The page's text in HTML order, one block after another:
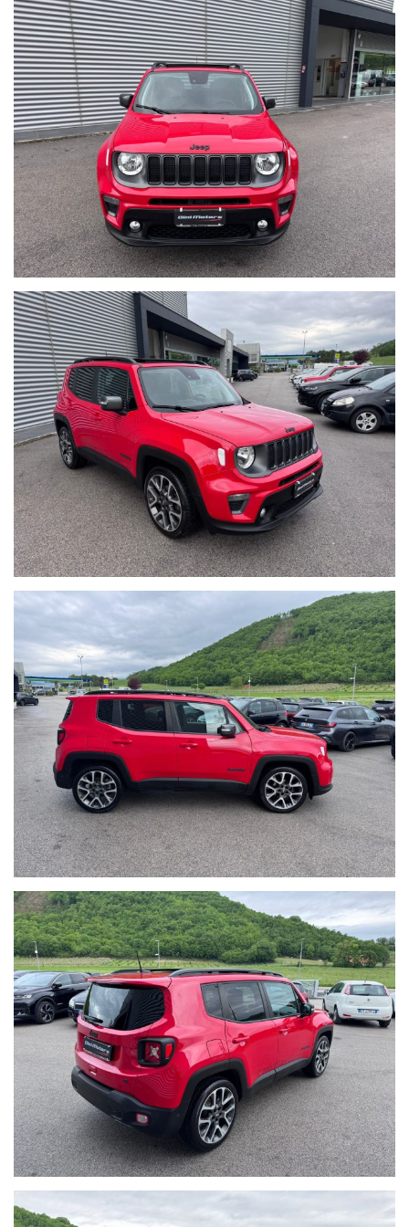
Ritiriamo o acquistiamo il tuo usato, per richiesta valutazione
descrivere la permuta con marca/modello/km/anno/condizioni
esterne/interne/meccaniche ed allegare delle foto evidenziando
eventuali difetti/lavori da eseguire.
Possibilità di pagamento con finanziamento o leasing in comode
rate personalizzabili, da valutare in sede poichè il calcolatore
automatico del sito è puramente indicativo.
Formule finanziarie con valore futuro garantito anche per i nostri
veicoli usati dove potrai decidere se tenerla o restituirla dopo
2/3/4 anni di rateizzazione.
Per gli interessati è gradito contatto telefonico allo 0722810139.
Ci puoi trovare a Sant'Angelo in Vado (PU) presso la nuova sede in
Voc. Calvernazzo n° 3 lungo la SS 73 bis accanto alla stazione di
servizio Beyfin.
Siamo facilmente raggiungibili in pullman dalla stazione di Pesaro
o dalla stazione di Arezzo per il versante tirrenico.
Qualche dettaglio dell'auto inserito nell'annuncio dal sistema
automatico o dal nostro operatore potrebbe anche differire o
essere errato, pertanto ricordiamo che questo è solo un'annuncio
e prima dell'acquisto, vi invitiamo a verificare sia la correttezza
degli stessi in sede che la disponibilità del veicolo direttamente in
sede.
Buon acquisto!